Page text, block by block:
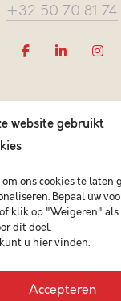
website gebruikt
ons cookies te laten
Bepaal uw
klik op "Weigeren"
dit doel.
kunt u hier vinden.
Accepteren
+32 50 70 81 74
bemiddelaar BIV
BTW-BE
AXA Belgium
© 2026 Key Immo